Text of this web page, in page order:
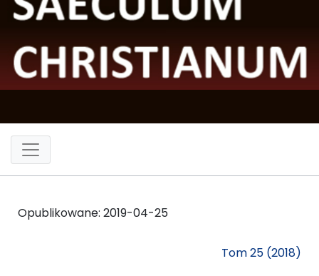
Opublikowane: 2019-04-25
Tom 25 (2018)